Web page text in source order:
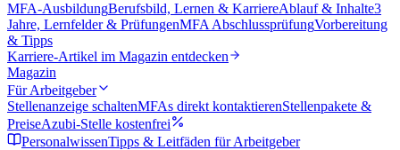
MFA-AusbildungBerufsbild, Lernen & KarriereAblauf & Inhalte3
Jahre, Lernfelder & PrüfungenMFA AbschlussprüfungVorbereitung
& Tipps
Karriere-Artikel im Magazin entdecken
Magazin
Für Arbeitgeber
Stellenanzeige schaltenMFAs direkt kontaktierenStellenpakete &
PreiseAzubi-Stelle kostenfrei
PersonalwissenTipps & Leitfäden für Arbeitgeber